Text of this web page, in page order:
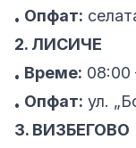
• Опфат:
2. ЛИСИЧЕ
• Време: 08:00
• Опфат: ул.
3. ВИЗБЕГОВО